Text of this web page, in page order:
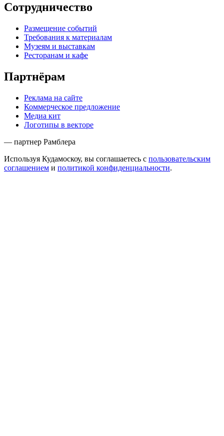
Сотрудничество
Размещение событий
Требования к материалам
Музеям и выставкам
Ресторанам и кафе
Партнёрам
Реклама на сайте
Коммерческое предложение
Медиа кит
Логотипы в векторе
— партнер Рамблера
Используя Кудамоскоу, вы соглашаетесь с пользовательским
соглашением и политикой конфиденциальности.